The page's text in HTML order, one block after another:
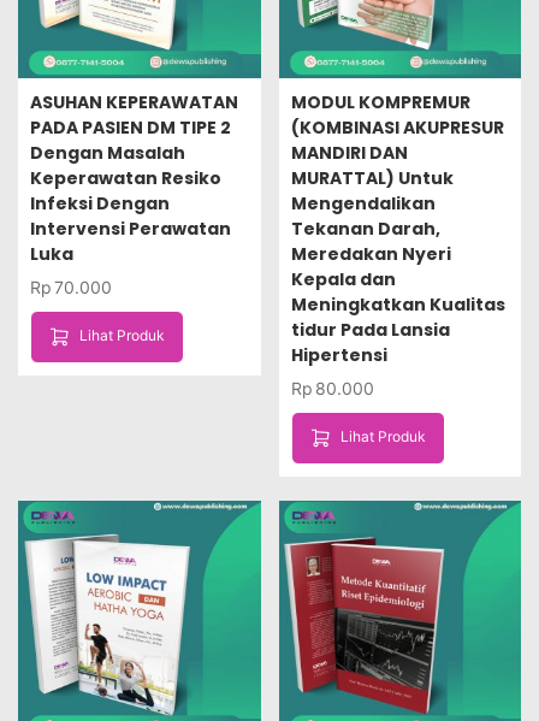
ASUHAN KEPERAWATAN
PADA PASIEN DM TIPE 2
Dengan Masalah
Keperawatan Resiko
Infeksi Dengan
Intervensi Perawatan
Luka
Rp70.000
Lihat Produk
MODUL KOMPREMUR
(KOMBINASI AKUPRESUR
MANDIRI DAN
MURATTAL) Untuk
Mengendalikan
Tekanan Darah,
Meredakan Nyeri
Kepala dan
Meningkatkan Kualitas
tidur Pada Lansia
Hipertensi
Rp 80.000
Lihat Produk